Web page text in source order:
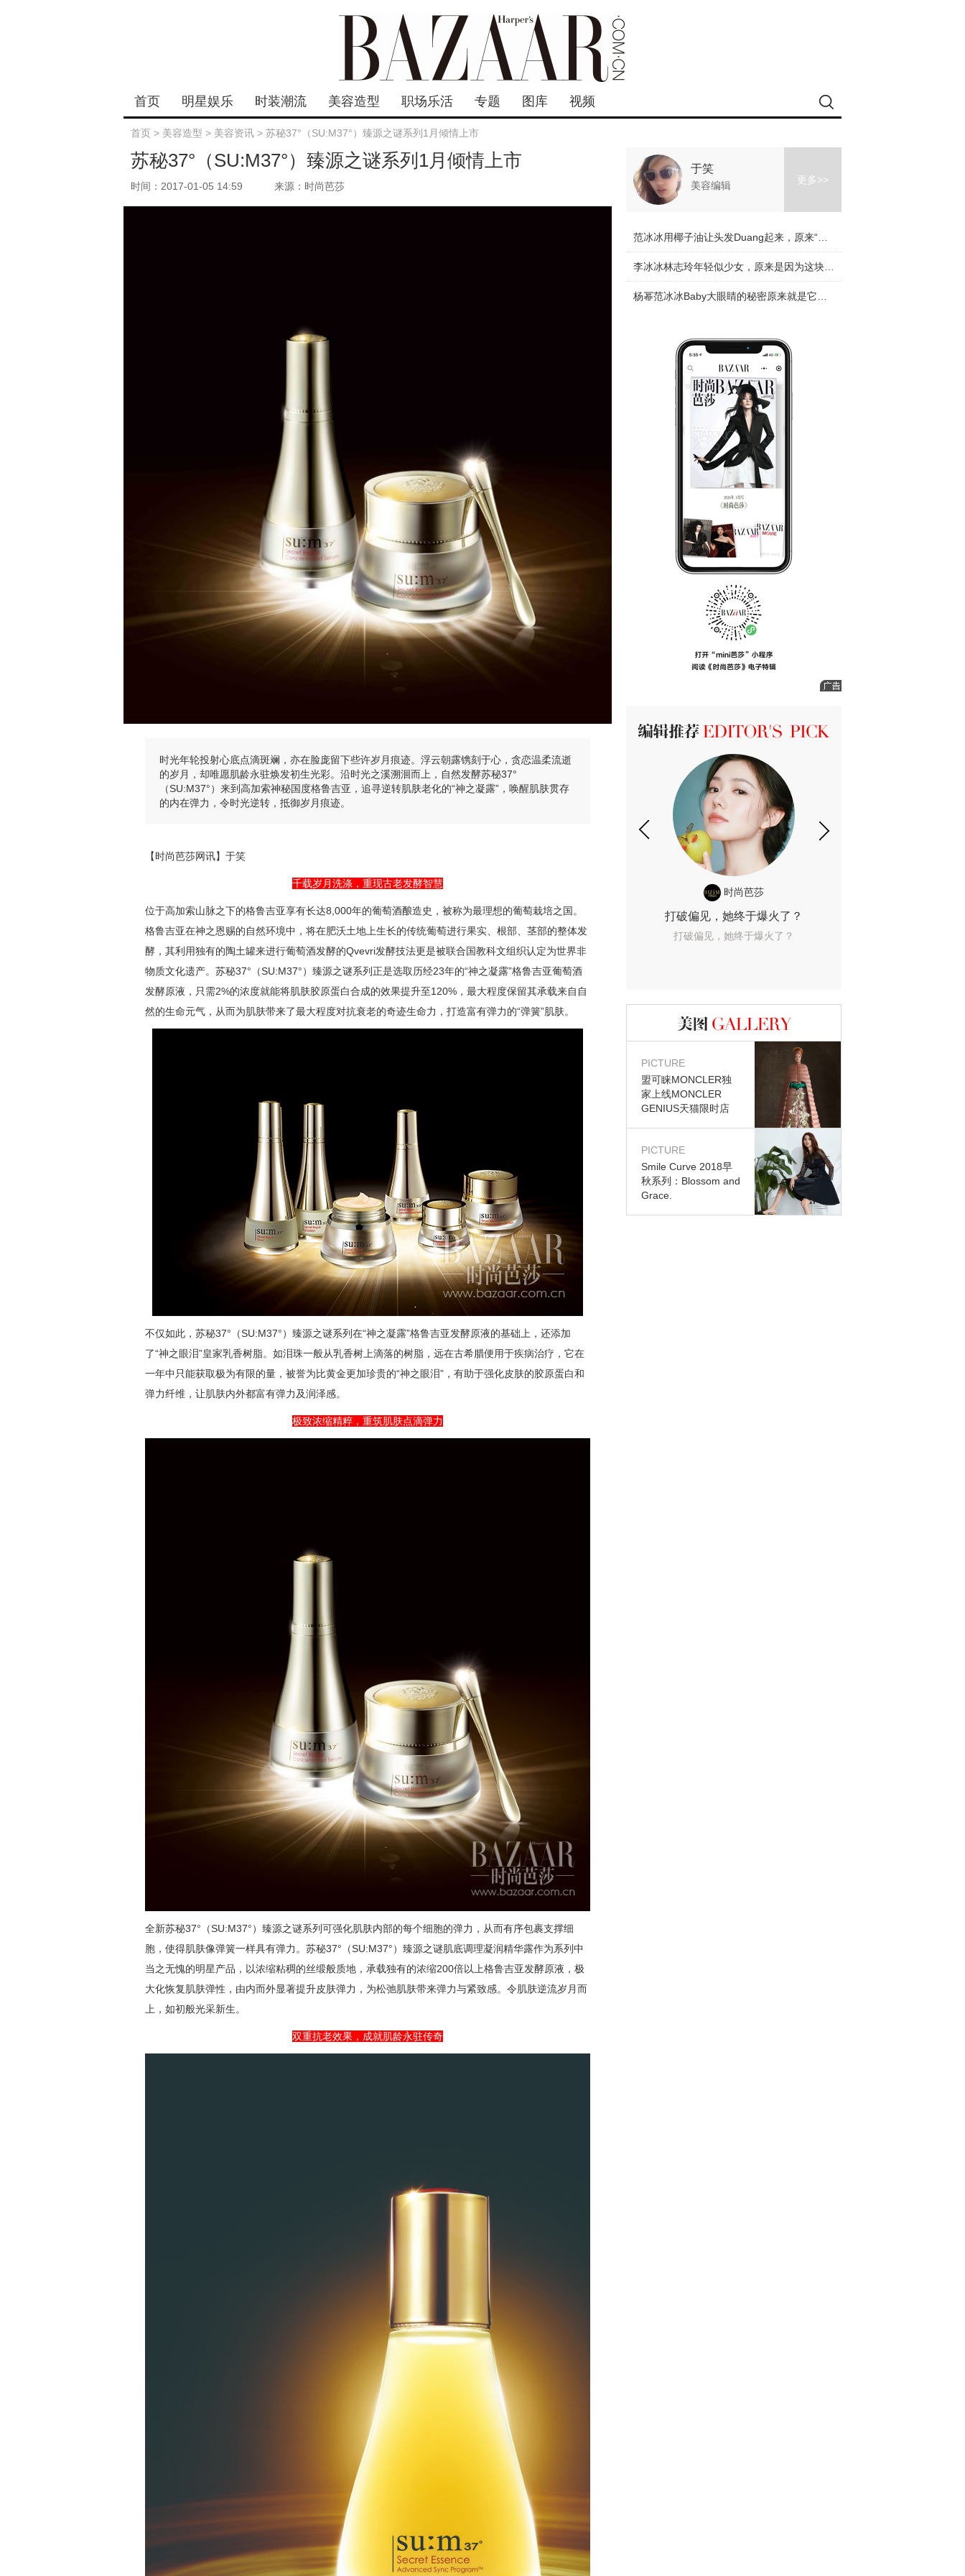
首页 明星娱乐 时装潮流 美容造型 职场乐活 专题 图库 视频
首页 > 美容造型 > 美容资讯 > 苏秘37°（SU:M37°）臻源之谜系列1月倾情上市
苏秘37°（SU:M37°）臻源之谜系列1月倾情上市
时间：2017-01-05 14:59 来源：时尚芭莎
时光年轮投射心底点滴斑斓，亦在脸庞留下些许岁月痕迹。浮云朝露镌刻于心，贪恋温柔流逝
的岁月，却唯愿肌龄永驻焕发初生光彩。沿时光之溪溯洄而上，自然发酵苏秘37°
（SU:M37°）来到高加索神秘国度格鲁吉亚，追寻逆转肌肤老化的“神之凝露”，唤醒肌肤贯存
的内在弹力，令时光逆转，抵御岁月痕迹。
【时尚芭莎网讯】于笑
千载岁月洗涤，重现古老发酵智慧
位于高加索山脉之下的格鲁吉亚享有长达8,000年的葡萄酒酿造史，被称为最理想的葡萄栽培之国。
格鲁吉亚在神之恩赐的自然环境中，将在肥沃土地上生长的传统葡萄进行果实、根部、茎部的整体发
酵，其利用独有的陶土罐来进行葡萄酒发酵的Qvevri发酵技法更是被联合国教科文组织认定为世界非
物质文化遗产。苏秘37° （SU:M37°）臻源之谜系列正是选取历经23年的“神之凝露”格鲁吉亚葡萄酒
发酵原液，只需2%的浓度就能将肌肤胶原蛋白合成的效果提升至120%，最大程度保留其承载来自自
然的生命元气，从而为肌肤带来了最大程度对抗衰老的奇迹生命力，打造富有弹力的“弹簧”肌肤。
不仅如此，苏秘37°（SU:M37°）臻源之谜系列在“神之凝露”格鲁吉亚发酵原液的基础上，还添加
了“神之眼泪”皇家乳香树脂。如泪珠一般从乳香树上滴落的树脂，远在古希腊便用于疾病治疗，它在
一年中只能获取极为有限的量，被誉为比黄金更加珍贵的“神之眼泪”，有助于强化皮肤的胶原蛋白和
弹力纤维，让肌肤内外都富有弹力及润泽感。
极致浓缩精粹，重筑肌肤点滴弹力
全新苏秘37° （SU:M37°）臻源之谜系列可强化肌肤内部的每个细胞的弹力，从而有序包裹支撑细
胞，使得肌肤像弹簧一样具有弹力。苏秘37° （SU:M37°）臻源之谜肌底调理凝润精华露作为系列中
当之无愧的明星产品，以浓缩粘稠的丝缎般质地，承载独有的浓缩200倍以上格鲁吉亚发酵原液，极
大化恢复肌肤弹性，由内而外显著提升皮肤弹力，为松弛肌肤带来弹力与紧致感。令肌肤逆流岁月而
上，如初般光采新生。
双重抗老效果，成就肌龄永驻传奇
于笑
美容编辑 更多>>
时尚芭莎
打破偏见，她终于爆火了？
打破偏见，她终于爆火了？
图库
PICTURE
盟可睐MONCLER独
家上线MONCLER
GENIUS天猫限时店
PICTURE
Smile Curve 2018早
秋系列：Blossom and
Grace.